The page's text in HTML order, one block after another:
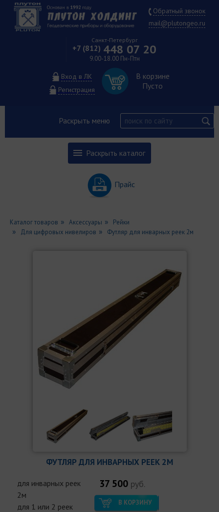
Обратный звонок
mail@plutongeo.ru
Санкт-Петербург
+7 (812) 448 07 20
9.00-18.00 Пн-Птн
Вход в ЛК
Регистрация
В корзине
Пусто
Раскрыть меню
Раскрыть каталог
Прайс
Каталог товаров Аксессуары
Рейки
Для цифровых нивелиров
Футляр для инварных реек 2м
ФУТЛЯР ДЛЯ ИНВАРНЫХ РЕЕК 2М
для инварных реек
2м
для 1 или 2 реек
37 500 руб.
В КОРЗИНУ